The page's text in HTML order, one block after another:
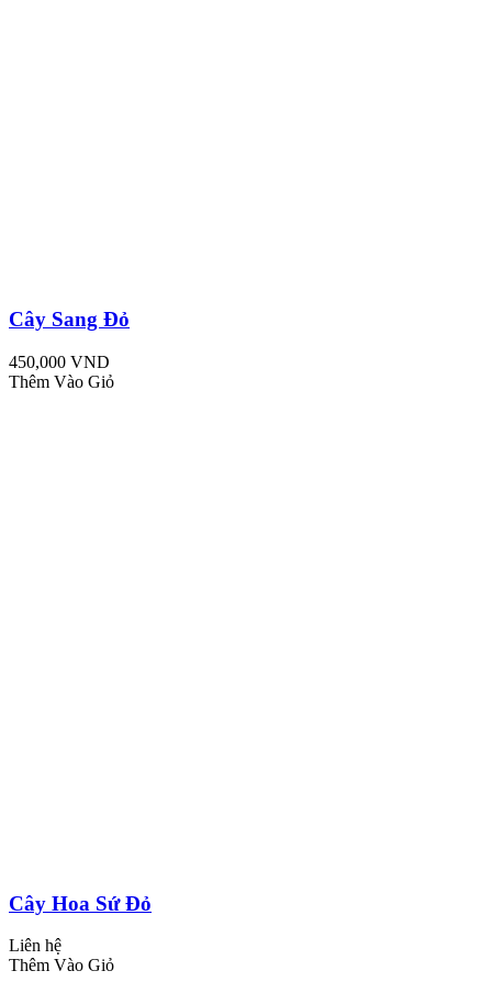
Cây Sang Đỏ
450,000 VND
Thêm Vào Giỏ
Cây Hoa Sứ Đỏ
Liên hệ
Thêm Vào Giỏ